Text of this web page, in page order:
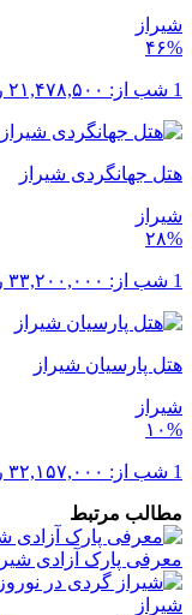
شیراز
۴۶%
1 شب از: ۲۱,۴۷۸,۵۰۰
هتل جهانگردی شیراز
شیراز
۲۸%
1 شب از: ۳۳,۲۰۰,۰۰۰
هتل پارسیان شیراز
شیراز
۱۰%
1 شب از: ۳۲,۱۵۷,۰۰۰
مطالب مرتبط
معرفی پارک آزادی